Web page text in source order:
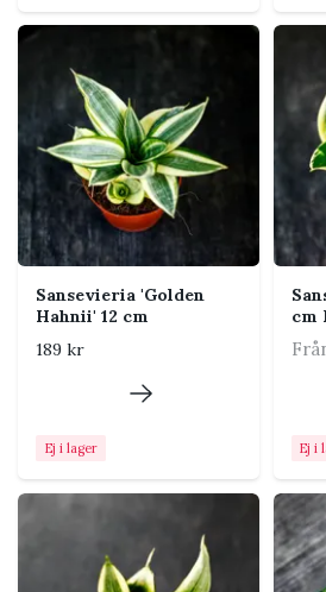
Skötsel
Ljus
Ljust till
överlever
men
får
Vattning
Låt
betydligt
Mycket
Blanda
Trivs bäst
Skydda
Sansevieria 'Golden
Hahnii' 12 cm
189 kr
Ej i lager
cm
Ej i